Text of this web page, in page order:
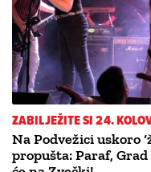
ZABILJEŽITE SI 24.
Na Podvežici uskoro
propušta: Paraf,